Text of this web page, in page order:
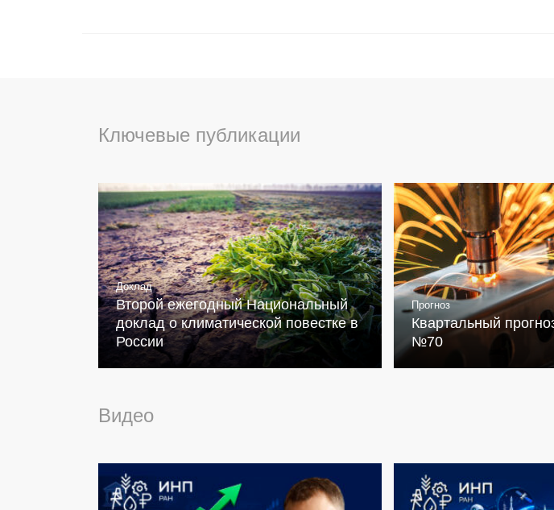
Ключевые публикации
Доклад
Второй ежегодный Национальный
доклад о климатической повестке в
России
Прогноз
Квартальный
№70
Видео